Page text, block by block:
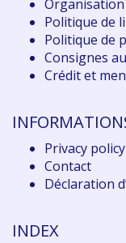
Politique de
Politique de
Consignes
Crédit et
Privacy policy
Contact
Déclaration d
INDEX